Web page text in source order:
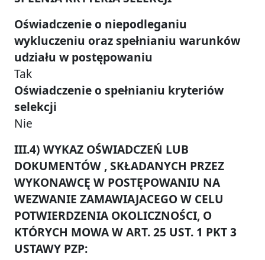
Oświadczenie o niepodleganiu
wykluczeniu oraz spełnianiu warunków
udziału w postępowaniu
Tak
Oświadczenie o spełnianiu kryteriów
selekcji
Nie
III.4) WYKAZ OŚWIADCZEŃ LUB
DOKUMENTÓW , SKŁADANYCH PRZEZ
WYKONAWCĘ W POSTĘPOWANIU NA
WEZWANIE ZAMAWIAJACEGO W CELU
POTWIERDZENIA OKOLICZNOŚCI, O
KTÓRYCH MOWA W ART. 25 UST. 1 PKT 3
USTAWY PZP: